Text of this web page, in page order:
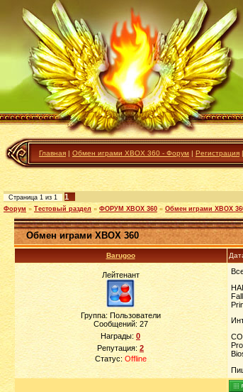
Главная | Обмен играми XBOX 360 - Форум | Регистрация |
Страница 1 из 1 1
Форум » Тестовый раздел » ФОРУМ XBOX 360 » Обмен играми XBOX
Обмен играми XBOX 360
Barugoo
Лейтенант
Группа: Пользователи
Сообщений: 27
Награды: 0
Репутация:2
Статус: Offline